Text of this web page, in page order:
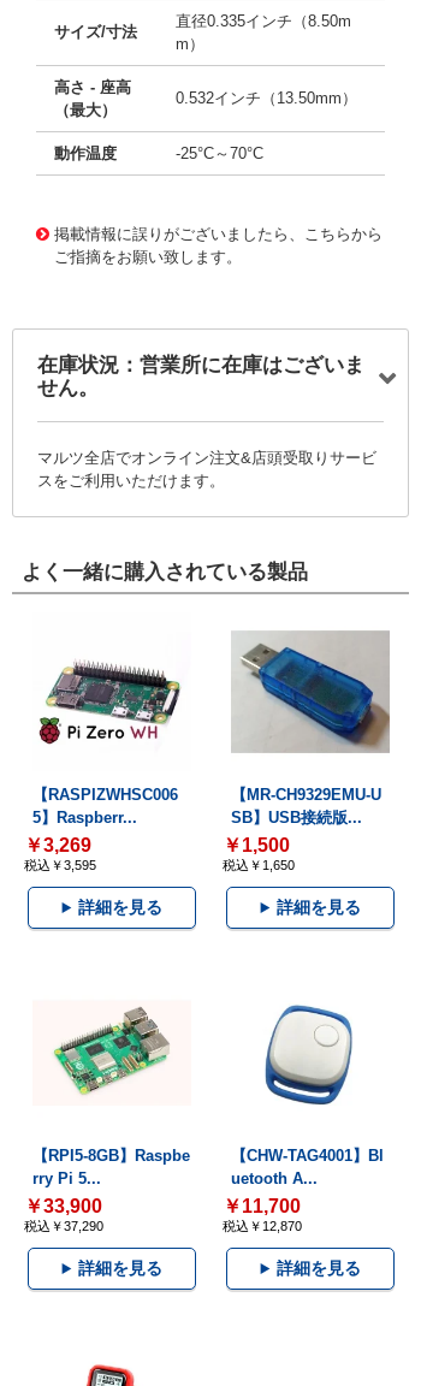
サイズ/寸法
直径0.335インチ（8.50m
m）
高さ - 座高
（最大）
0.532インチ（13.50mm）
動作温度 -25°C～70°C
掲載情報に誤りがございましたら、こちらから
ご指摘をお願い致します。
在庫状況：営業所に在庫はございま
せん。
マルツ全店でオンライン注文&店頭受取りサービ
スをご利用いただけます。
よく一緒に購入されている製品
【RASPIZWHSC006
5】Raspberr...
￥3,269
税込￥3,595
詳細を見る
【MR-CH9329EMU-U
SB】USB接続版...
￥1,500
税込￥1,650
詳細を見る
【RPI5-8GB】Raspbe
rry Pi 5...
￥33,900
税込￥37,290
詳細を見る
【CHW-TAG4001】Bl
uetooth A...
￥11,700
税込￥12,870
詳細を見る